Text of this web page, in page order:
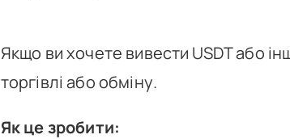
Якщо ви хочете вивести USDT або
торгівлі або обміну.
Як це зробити: